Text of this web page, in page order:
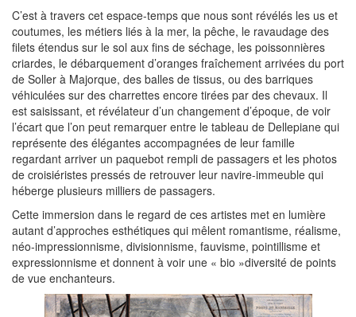
C’est à travers cet espace-temps que nous sont révélés les us et
coutumes, les métiers liés à la mer, la pêche, le ravaudage des
filets étendus sur le sol aux fins de séchage, les poissonnières
criardes, le débarquement d’oranges fraîchement arrivées du port
de Soller à Majorque, des balles de tissus, ou des barriques
véhiculées sur des charrettes encore tirées par des chevaux. Il
est saisissant, et révélateur d’un changement d’époque, de voir
l’écart que l’on peut remarquer entre le tableau de Dellepiane qui
représente des élégantes accompagnées de leur famille
regardant arriver un paquebot rempli de passagers et les photos
de croisiéristes pressés de retrouver leur navire-immeuble qui
héberge plusieurs milliers de passagers.
Cette immersion dans le regard de ces artistes met en lumière
autant d’approches esthétiques qui mêlent romantisme, réalisme,
néo-impressionnisme, divisionnisme, fauvisme, pointillisme et
expressionnisme et donnent à voir une « bio »diversité de points
de vue enchanteurs.